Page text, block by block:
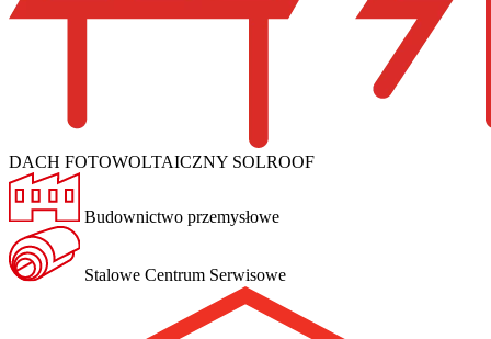
DACH FOTOWOLTAICZNY SOLROOF
Budownictwo przemysłowe
Stalowe Centrum Serwisowe